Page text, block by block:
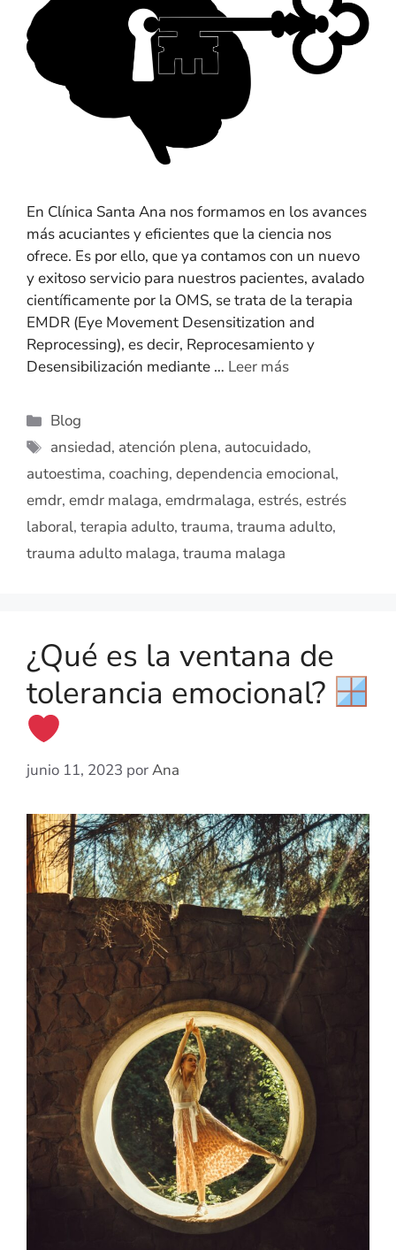
En Clínica Santa Ana nos formamos en los avances
más acuciantes y eficientes que la ciencia nos
ofrece. Es por ello, que ya contamos con un nuevo
y exitoso servicio para nuestros pacientes, avalado
científicamente por la OMS, se trata de la terapia
EMDR (Eye Movement Desensitization and
Reprocessing), es decir, Reprocesamiento y
Desensibilización mediante … Leer más
Blog
ansiedad, atención plena, autocuidado,
autoestima, coaching, dependencia emocional,
emdr, emdr malaga, emdrmalaga, estrés, estrés
laboral, terapia adulto, trauma, trauma adulto,
trauma adulto malaga, trauma malaga
¿Qué es la ventana de
tolerancia emocional?
junio 11, 2023 porAna